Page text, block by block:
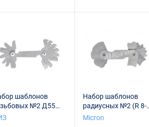
шаблонов
№2 Д55
Набор шаблонов
радиусных №2 (R 8-
25мм)
Micron